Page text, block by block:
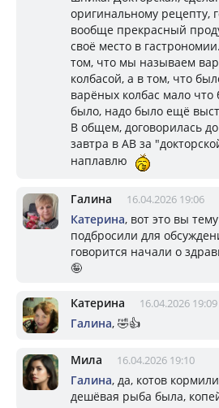
оригинальному рецепту,
вообще прекрасный
своё место в
том, что мы называем
колбасой, а в том, что
варёных колбас мало что
было, надо было ещё
В общем, договорилась
завтра в АВ за
наплавлю
Галина 16.04.2026 19:06
Катерина, вот это вы
подбросили для
говорится начали о
🤪
Катерина 16.04.2026 19:09
Галина, 🤣👍
Мила 16.04.2026 19:10
Галина, да, котов
дешёвая рыба была,